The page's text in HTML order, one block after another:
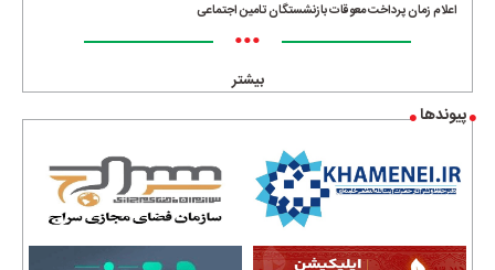
اعلام زمان پرداخت معوقات بازنشستگان تامین اجتماعی
•••
بیشتر
پیوندها